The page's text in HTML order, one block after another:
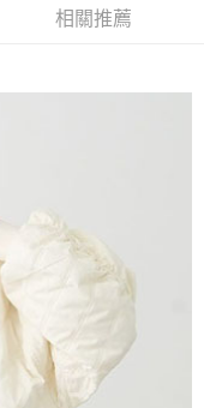
易確認頁面所載為準。
每月結算日後寄送繳費提
台灣大直營門市／銀行轉
簡稱本公司）所提供，讓
由商店將買賣／分期付款
繳交帳款。
目的，商店將以您的個人
進項蒐集、處理及利用，
核對及更正。
userRule
付方式。 讓您購物簡單
轉至「AFTEE先享後付」
結帳。
連結，可透過四大超商／
易完成。
您需要取消訂單，請聯絡
有效，需透過AFTEE先享
面顯示為準，若有關於
請聯繫「AFTEE先享後付
support/home
相關推薦